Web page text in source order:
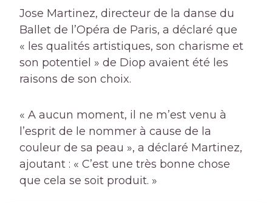
Jose Martinez, directeur de la danse du
Ballet de l’Opéra de Paris, a déclaré que
« les qualités artistiques, son charisme et
son potentiel » de Diop avaient été les
raisons de son choix.
« A aucun moment, il ne m’est venu à
l’esprit de le nommer à cause de la
couleur de sa peau », a déclaré Martinez,
ajoutant : « C’est une très bonne chose
que cela se soit produit. »